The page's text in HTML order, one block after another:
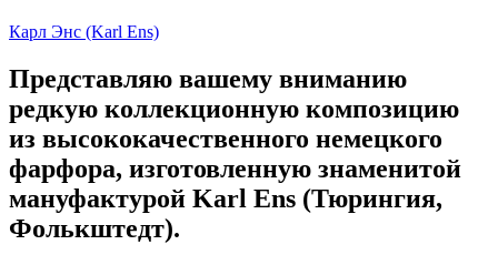
Карл Энс (Karl Ens)
Представляю вашему вниманию
редкую коллекционную композицию
из высококачественного немецкого
фарфора, изготовленную знаменитой
мануфактурой Karl Ens (Тюрингия,
Фолькштедт).